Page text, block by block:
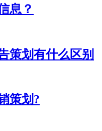
息？
策划有什么区别
策划?